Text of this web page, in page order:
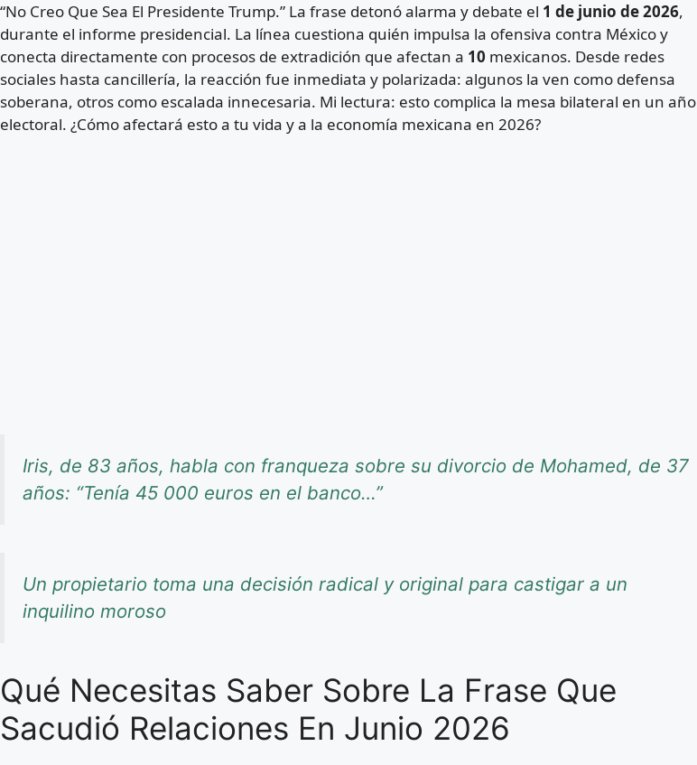
“No Creo Que Sea El Presidente Trump.” La frase detonó alarma y debate el 1 de junio de 2026,
durante el informe presidencial. La línea cuestiona quién impulsa la ofensiva contra México y
conecta directamente con procesos de extradición que afectan a 10 mexicanos. Desde redes
sociales hasta cancillería, la reacción fue inmediata y polarizada: algunos la ven como defensa
soberana, otros como escalada innecesaria. Mi lectura: esto complica la mesa bilateral en un año
electoral. ¿Cómo afectará esto a tu vida y a la economía mexicana en 2026?
Iris, de 83 años, habla con franqueza sobre su divorcio de Mohamed, de 37
años: “Tenía 45 000 euros en el banco…”
Un propietario toma una decisión radical y original para castigar a un
inquilino moroso
Qué Necesitas Saber Sobre La Frase Que
Sacudió Relaciones En Junio 2026